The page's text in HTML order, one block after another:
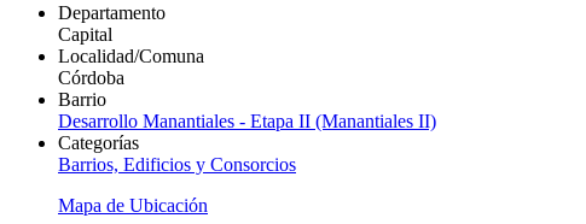
Departamento
Capital
Localidad/Comuna
Córdoba
Barrio
Desarrollo Manantiales - Etapa II (Manantiales II)
Categorías
Barrios, Edificios y Consorcios
Mapa de Ubicación